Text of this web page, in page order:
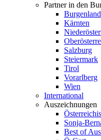
Partner in den
Burgenland
Kärnten
Salzburg
Steiermark
Tirol
Vorarlberg
Wien
International
Auszeichnungen
Sonja-
Best of